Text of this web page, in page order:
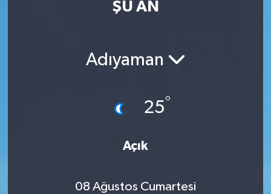
ŞU AN
Adıyaman
25°
Açık
08 Ağustos Cumartesi